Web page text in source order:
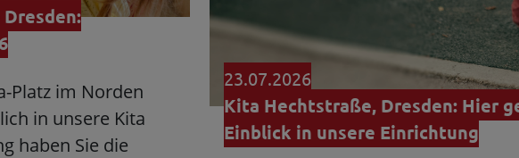
Platz im Norden
in unsere Kita
haben Sie die
23.07.2026
Kita Hechtstraße, Dresden: Hier
Einblick in unsere Einrichtung